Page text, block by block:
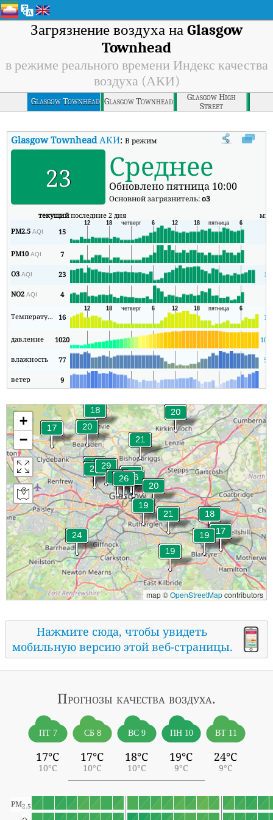
Загрязнение воздуха на Glasgow
Townhead
в режиме реального времени Индекс качества
воздуха (АКИ)
Glasgow Townhead Glasgow Townhead
Glasgow High
Street
Glasgow TownheadАКИ:В режиме реального времени Индекс
23 Среднее
Обновлено пятница 10:00
Основной загрязнитель:o3
текущийпоследние 2 дня
PM2.5AQI 15
PM10AQI 7
O3AQI 23 17
NO2AQI 4
Температура 16 13
давление 1020
влажность 77 57
ветер 9
+
−
map ©OpenStreetMapcontributors
Нажмите сюда, чтобы увидеть
мобильную версию этой веб-страницы.
Прогнозы качества воздуха.
ПТ 7
17°C
10°C
СБ 8
17°C
10°C
ВС 9
18°C
10°C
ПН 10
19°C
9°C
ВТ 11
24°C
9°C
PM2.5